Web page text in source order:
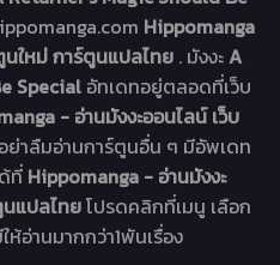
Hippomanga
นใหม่ การ์ตูนแปลไทย . มังงะA
Special อัทเดทอยู่ตลอดที่เว็บ
- อ่านมังงะออนไลน์ เว็บ
ย่าลืมอ่านการ์ตูนอื่น ๆ มีอัพเดท
ที่ Hippomanga - อ่านมังงะ
นแปลไทยโปรดคลิกที่เมนู เลือก
ห้อ่านมากกว่า1พันเรื่อง